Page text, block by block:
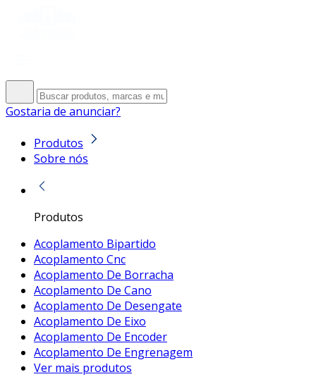
Gostaria de anunciar?
Produtos
Sobre nós
Produtos
Acoplamento Bipartido
Acoplamento Cnc
Acoplamento De Borracha
Acoplamento De Cano
Acoplamento De Desengate
Acoplamento De Eixo
Acoplamento De Encoder
Acoplamento De Engrenagem
Ver mais produtos